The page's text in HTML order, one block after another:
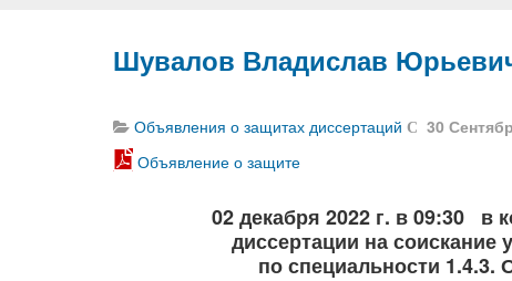
Шувалов Владислав Юрьевич
Объявления о защитах диссертаций
30
Объявление о защите
02 декабря 2022 г. в 09:30 в
диссертации на соискание
по специальности 1.4.3.